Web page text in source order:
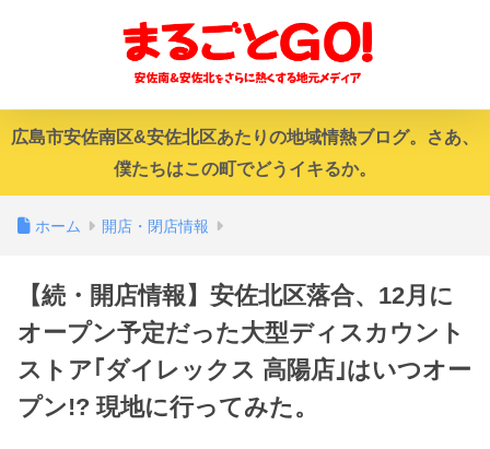
広島市安佐南区&安佐北区あたりの地域情熱ブログ。さあ、
僕たちはこの町でどうイキるか。
ホーム 開店・閉店情報
【続・開店情報】安佐北区落合、12月に
オープン予定だった大型ディスカウント
ストア｢ダイレックス 高陽店｣はいつオー
プン!? 現地に行ってみた。